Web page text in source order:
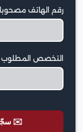
رقم الهاتف مصحوبا
التخصص المطلوب
✉️ سجّل